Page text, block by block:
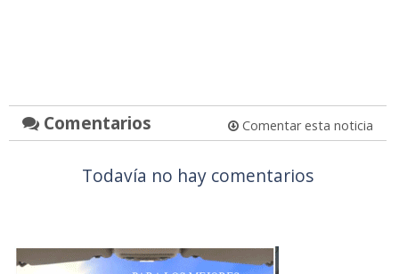
Comentarios Comentar esta noticia
Todavía no hay comentarios